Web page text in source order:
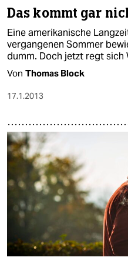
Das kommt gar
Eine amerikanische
vergangenen Sommer
dumm. Doch jetzt regt sich
Von Thomas Block
17.1.2013